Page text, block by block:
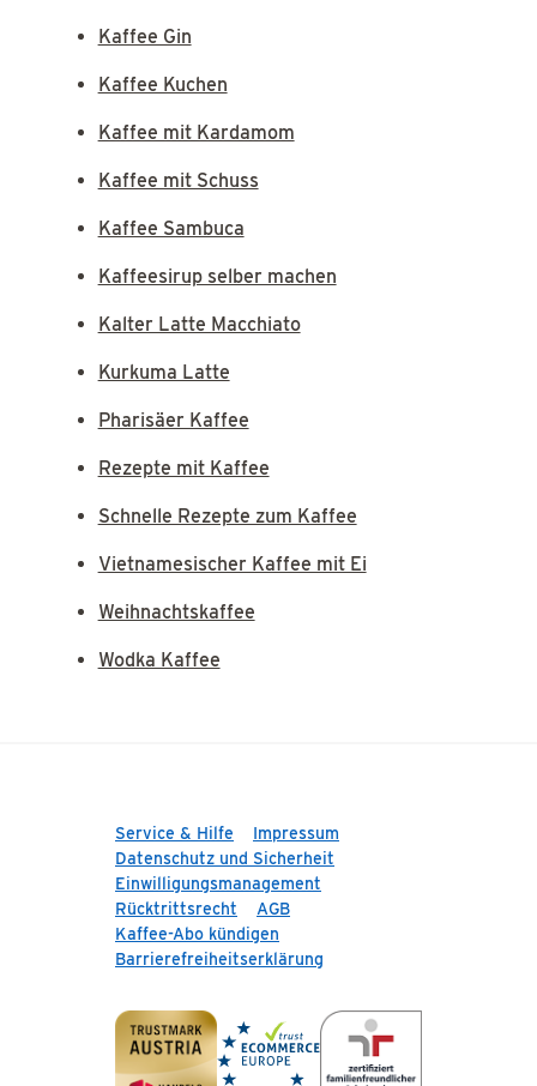
Kaffee Gin
Kaffee Kuchen
Kaffee mit Kardamom
Kaffee mit Schuss
Kaffee Sambuca
Kaffeesirup selber machen
Kalter Latte Macchiato
Kurkuma Latte
Pharisäer Kaffee
Rezepte mit Kaffee
Schnelle Rezepte zum Kaffee
Vietnamesischer Kaffee mit Ei
Weihnachtskaffee
Wodka Kaffee
Service & Hilfe
Impressum
Datenschutz und Sicherheit
Einwilligungsmanagement
Rücktrittsrecht
AGB
Kaffee-Abo kündigen
Barrierefreiheitserklärung